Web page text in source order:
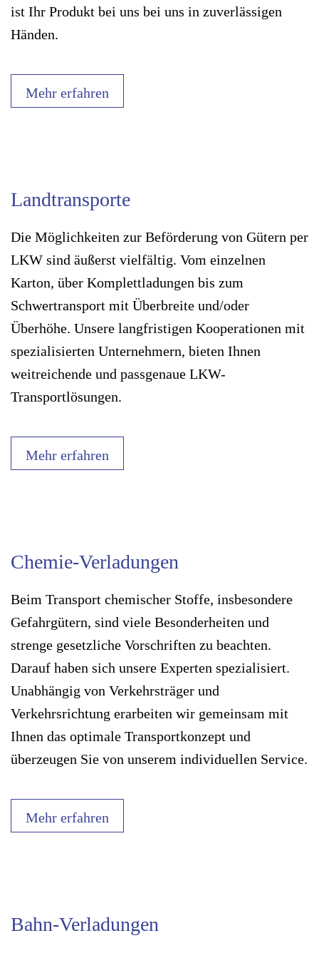
ist Ihr Produkt bei uns bei uns in zuverlässigen
Händen.
Mehr erfahren
Landtransporte
Die Möglichkeiten zur Beförderung von Gütern per
LKW sind äußerst vielfältig. Vom einzelnen
Karton, über Komplettladungen bis zum
Schwertransport mit Überbreite und/oder
Überhöhe. Unsere langfristigen Kooperationen mit
spezialisierten Unternehmern, bieten Ihnen
weitreichende und passgenaue LKW-
Transportlösungen.
Mehr erfahren
Chemie-Verladungen
Beim Transport chemischer Stoffe, insbesondere
Gefahrgütern, sind viele Besonderheiten und
strenge gesetzliche Vorschriften zu beachten.
Darauf haben sich unsere Experten spezialisiert.
Unabhängig von Verkehrsträger und
Verkehrsrichtung erarbeiten wir gemeinsam mit
Ihnen das optimale Transportkonzept und
überzeugen Sie von unserem individuellen Service.
Mehr erfahren
Bahn-Verladungen